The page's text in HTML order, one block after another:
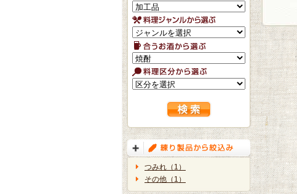
つみれ（1）
その他（1）